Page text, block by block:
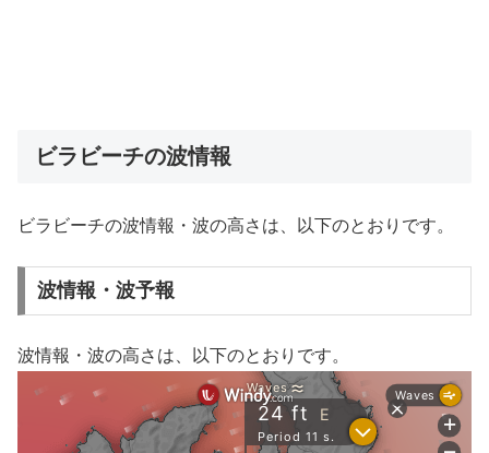
ビラビーチの波情報
ビラビーチの波情報・波の高さは、以下のとおりです。
波情報・波予報
波情報・波の高さは、以下のとおりです。